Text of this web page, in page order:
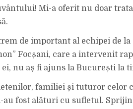
Mi-a oferit nu doar
de important al echipei de
Focșani, care a intervenit
nu aș fi ajuns la București la
familiei și tuturor celor
fost alături cu sufletul.